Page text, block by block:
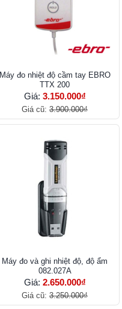
Máy đo nhiệt độ cầm tay EBRO
TTX 200
Giá: 3.150.000₫
Giá cũ: 3.900.000₫
Máy đo và ghi nhiệt độ, độ ẩm
082.027A
Giá: 2.650.000₫
Giá cũ: 3.250.000₫